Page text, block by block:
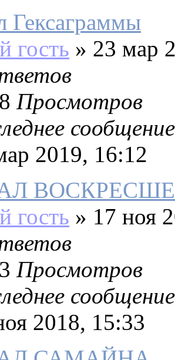
Гексаграммы
гость » 23 мар
Просмотров
сообщение
2019, 16:12
гость » 17 ноя
Просмотров
сообщение
2018, 15:33